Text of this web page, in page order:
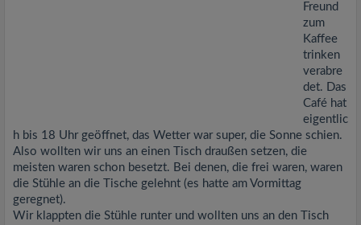
Freund
zum
Kaffee
trinken
verabre
det. Das
Café hat
eigentlic
h bis 18 Uhr geöffnet, das Wetter war super, die Sonne schien.
Also wollten wir uns an einen Tisch draußen setzen, die
meisten waren schon besetzt. Bei denen, die frei waren, waren
die Stühle an die Tische gelehnt (es hatte am Vormittag
geregnet).
Wir klappten die Stühle runter und wollten uns an den Tisch